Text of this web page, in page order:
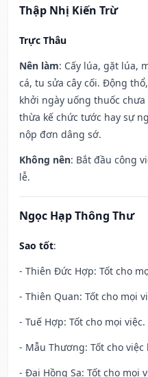
Thập Nhị Kiến Trừ
Trực Thâu
Nên làm: Cấy lúa, gặt lúa,
cá, tu sửa cây cối. Động
khởi ngày uống thuốc
thừa kế chức tước hay sự
nộp đơn dâng sớ.
Không nên: Bắt đầu công
lễ.
Ngọc Hạp Thông Thư
Sao tốt:
- Thiên Đức Hợp: Tốt cho
- Thiên Quan: Tốt cho mọi
- Tuế Hợp: Tốt cho mọi việc.
- Mẫu Thương: Tốt cho
- Đại Hồng Sa: Tốt cho mọi